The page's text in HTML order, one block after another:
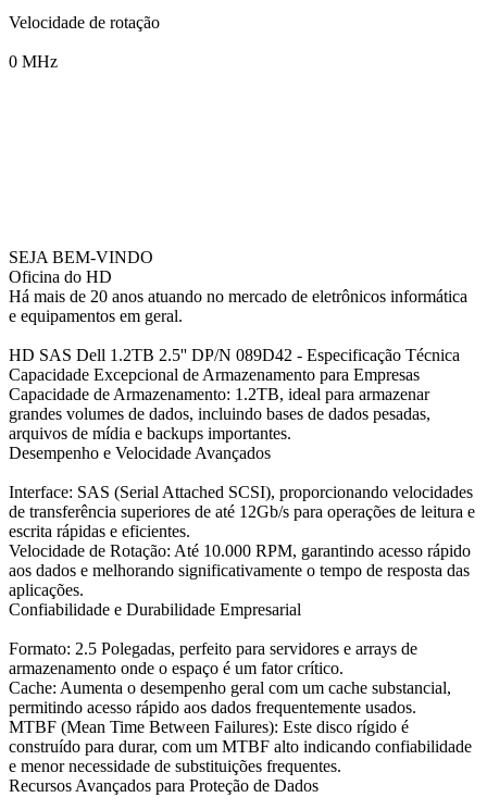
Velocidade de rotação
0 MHz
SEJA BEM-VINDO
Oficina do HD
Há mais de 20 anos atuando no mercado de eletrônicos informática
e equipamentos em geral.
HD SAS Dell 1.2TB 2.5'' DP/N 089D42 - Especificação Técnica
Capacidade Excepcional de Armazenamento para Empresas
Capacidade de Armazenamento: 1.2TB, ideal para armazenar
grandes volumes de dados, incluindo bases de dados pesadas,
arquivos de mídia e backups importantes.
Desempenho e Velocidade Avançados
Interface: SAS (Serial Attached SCSI), proporcionando velocidades
de transferência superiores de até 12Gb/s para operações de leitura e
escrita rápidas e eficientes.
Velocidade de Rotação: Até 10.000 RPM, garantindo acesso rápido
aos dados e melhorando significativamente o tempo de resposta das
aplicações.
Confiabilidade e Durabilidade Empresarial
Formato: 2.5 Polegadas, perfeito para servidores e arrays de
armazenamento onde o espaço é um fator crítico.
Cache: Aumenta o desempenho geral com um cache substancial,
permitindo acesso rápido aos dados frequentemente usados.
MTBF (Mean Time Between Failures): Este disco rígido é
construído para durar, com um MTBF alto indicando confiabilidade
e menor necessidade de substituições frequentes.
Recursos Avançados para Proteção de Dados